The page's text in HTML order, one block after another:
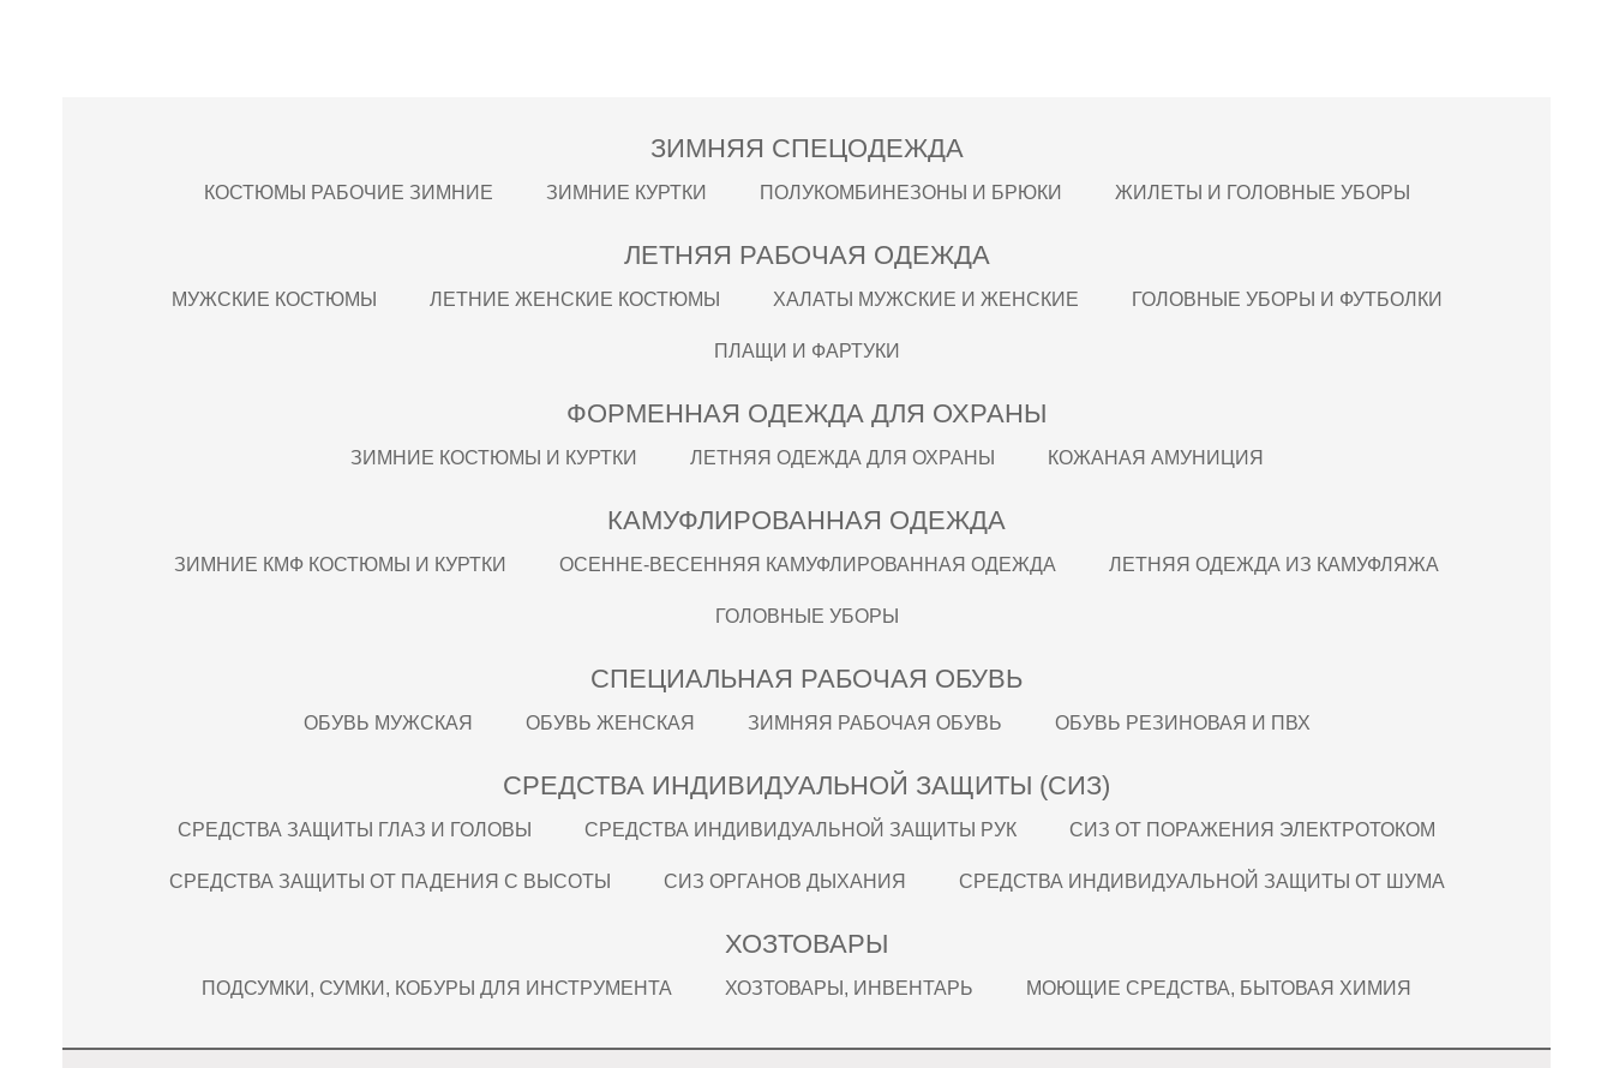
ЗИМНЯЯ СПЕЦОДЕЖДА
КОСТЮМЫ РАБОЧИЕ ЗИМНИЕ ЗИМНИЕ КУРТКИ ПОЛУКОМБИНЕЗОНЫ И БРЮКИ ЖИЛЕТЫ И ГОЛОВНЫЕ УБОРЫ
ЛЕТНЯЯ РАБОЧАЯ ОДЕЖДА
МУЖСКИЕ КОСТЮМЫ ЛЕТНИЕ ЖЕНСКИЕ КОСТЮМЫ ХАЛАТЫ МУЖСКИЕ И ЖЕНСКИЕ ГОЛОВНЫЕ УБОРЫ И ФУТБОЛКИ
ПЛАЩИ И ФАРТУКИ
ФОРМЕННАЯ ОДЕЖДА ДЛЯ ОХРАНЫ
ЗИМНИЕ КОСТЮМЫ И КУРТКИ ЛЕТНЯЯ ОДЕЖДА ДЛЯ ОХРАНЫ КОЖАНАЯ АМУНИЦИЯ
КАМУФЛИРОВАННАЯ ОДЕЖДА
ЗИМНИЕ КМФ КОСТЮМЫ И КУРТКИ ОСЕННЕ-ВЕСЕННЯЯ КАМУФЛИРОВАННАЯ ОДЕЖДА ЛЕТНЯЯ ОДЕЖДА ИЗ КАМУФЛЯЖА
ГОЛОВНЫЕ УБОРЫ
СПЕЦИАЛЬНАЯ РАБОЧАЯ ОБУВЬ
ОБУВЬ МУЖСКАЯ ОБУВЬ ЖЕНСКАЯ ЗИМНЯЯ РАБОЧАЯ ОБУВЬ ОБУВЬ РЕЗИНОВАЯ И ПВХ
СРЕДСТВА ИНДИВИДУАЛЬНОЙ ЗАЩИТЫ (СИЗ)
СРЕДСТВА ЗАЩИТЫ ГЛАЗ И ГОЛОВЫ СРЕДСТВА ИНДИВИДУАЛЬНОЙ ЗАЩИТЫ РУК СИЗ ОТ ПОРАЖЕНИЯ ЭЛЕКТРОТОКОМ
СРЕДСТВА ЗАЩИТЫ ОТ ПАДЕНИЯ С ВЫСОТЫ СИЗ ОРГАНОВ ДЫХАНИЯ СРЕДСТВА ИНДИВИДУАЛЬНОЙ ЗАЩИТЫ ОТ ШУМА
ХОЗТОВАРЫ
ПОДСУМКИ, СУМКИ, КОБУРЫ ДЛЯ ИНСТРУМЕНТА ХОЗТОВАРЫ, ИНВЕНТАРЬ МОЮЩИЕ СРЕДСТВА, БЫТОВАЯ ХИМИЯ